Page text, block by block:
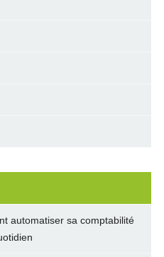
automatiser sa comptabilité